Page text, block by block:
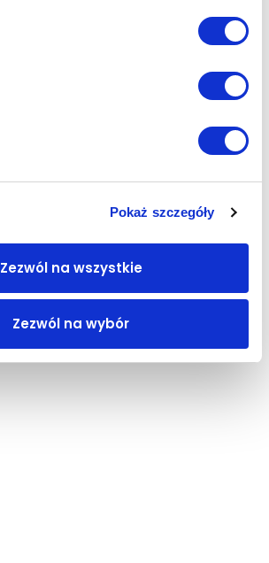
Pokaż szczegóły
Zezwól na wszystkie
Zezwól na wybór